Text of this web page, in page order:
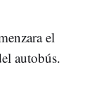
el
autobús.